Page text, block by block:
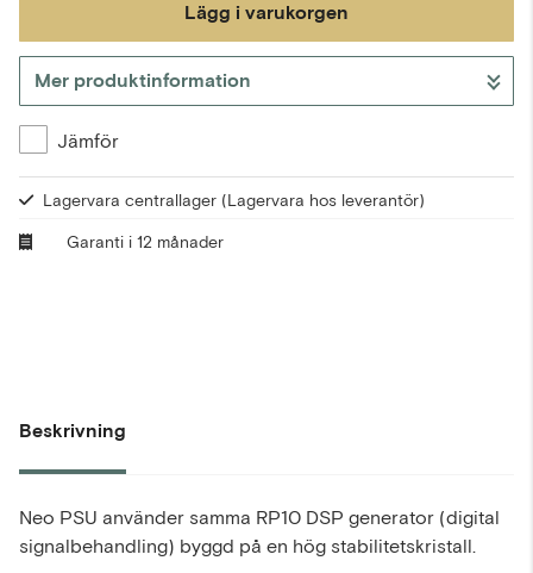
Lägg i varukorgen
Gå till kassan
Mer produktinformation
Jämför
Lagervara centrallager (Lagervara hos leverantör)
Garanti i 12 månader
Beskrivning
Neo PSU använder samma RP10 DSP generator (digital
signalbehandling) byggd på en hög stabilitetskristall.